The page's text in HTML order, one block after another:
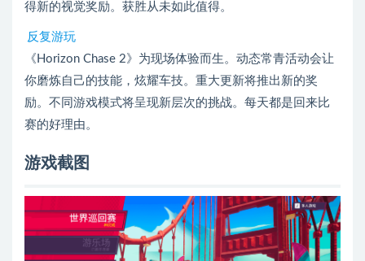
得新的视觉奖励。获胜从未如此值得。
反复游玩
《Horizo​​n Chase 2》为现场体验而生。动态常青活动会让
你磨炼自己的技能，炫耀车技。重大更新将推出新的奖
励。不同游戏模式将呈现新层次的挑战。每天都是回来比
赛的好理由。
游戏截图